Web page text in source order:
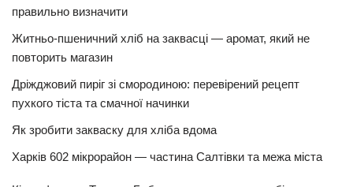
правильно визначити
Житньо-пшеничний хліб на заквасці — аромат, який не
повторить магазин
Дріжджовий пиріг зі смородиною: перевірений рецепт
пухкого тіста та смачної начинки
Як зробити закваску для хліба вдома
Харків 602 мікрорайон — частина Салтівки та межа міста